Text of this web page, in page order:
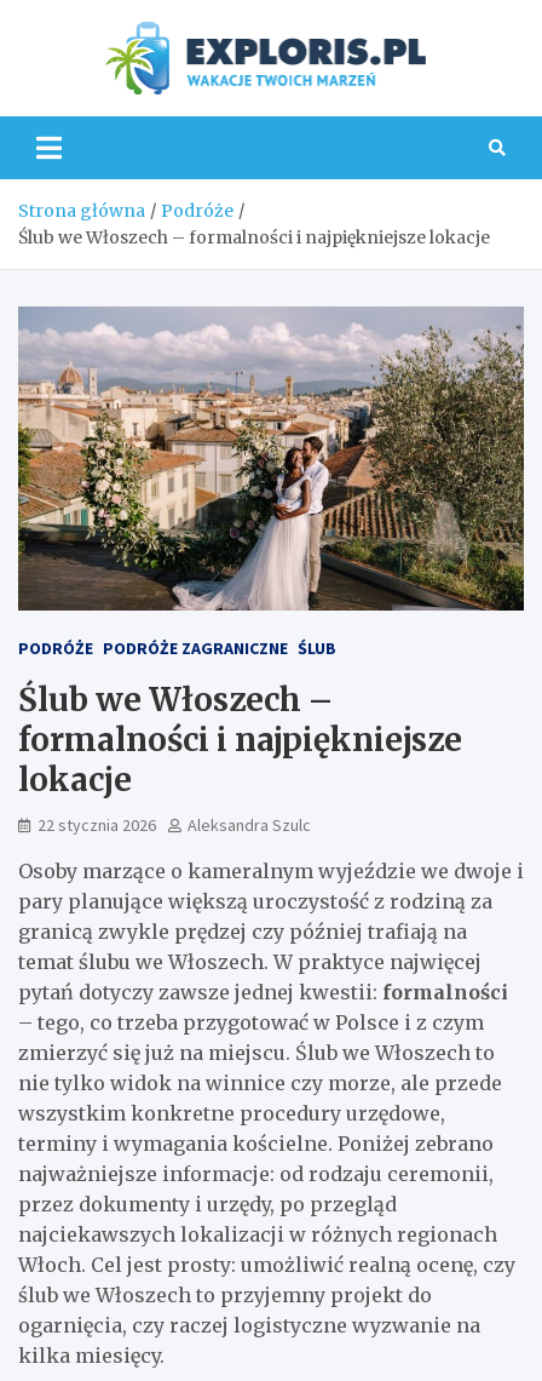
Strona główna
Podróże
Ślub we Włoszech – formalności i najpiękniejsze lokacje
PODRÓŻE PODRÓŻE ZAGRANICZNE ŚLUB
Ślub we Włoszech –
formalności i najpiękniejsze
lokacje
22 stycznia 2026 Aleksandra Szulc
Osoby marzące o kameralnym wyjeździe we dwoje i
pary planujące większą uroczystość z rodziną za
granicą zwykle prędzej czy później trafiają na
temat ślubu we Włoszech. W praktyce najwięcej
pytań dotyczy zawsze jednej kwestii: formalności
– tego, co trzeba przygotować w Polsce i z czym
zmierzyć się już na miejscu. Ślub we Włoszech to
nie tylko widok na winnice czy morze, ale przede
wszystkim konkretne procedury urzędowe,
terminy i wymagania kościelne. Poniżej zebrano
najważniejsze informacje: od rodzaju ceremonii,
przez dokumenty i urzędy, po przegląd
najciekawszych lokalizacji w różnych regionach
Włoch. Cel jest prosty: umożliwić realną ocenę, czy
ślub we Włoszech to przyjemny projekt do
ogarnięcia, czy raczej logistyczne wyzwanie na
kilka miesięcy.